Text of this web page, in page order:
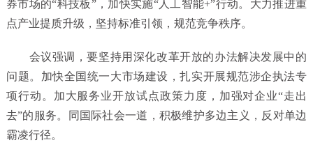
券市场的“科技板”，加快实施“人工智能+”行动。大力推进重
点产业提质升级，坚持标准引领，规范竞争秩序。
会议强调，要坚持用深化改革开放的办法解决发展中的
问题。加快全国统一大市场建设，扎实开展规范涉企执法专
项行动。加大服务业开放试点政策力度，加强对企业“走出
去”的服务。同国际社会一道，积极维护多边主义，反对单边
霸凌行径。